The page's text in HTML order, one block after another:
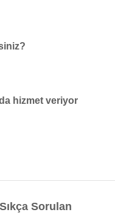
hizmet veriyor
Sorulan